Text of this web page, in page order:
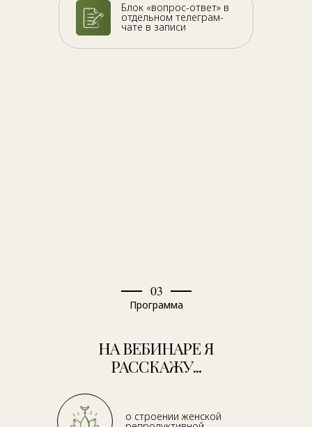
Блок «вопрос-ответ» в
отдельном телеграм-
чате в записи
о строении женской
НА ВЕБИНАРЕ Я
РАССКАЖУ...
03
Программа